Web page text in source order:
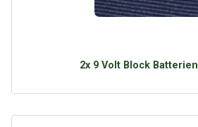
2x 9 Volt Block Batterien